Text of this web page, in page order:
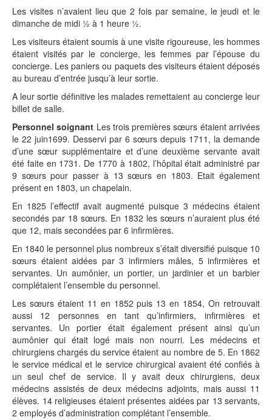
Les visites n’avaient lieu que 2 fois par semaine, le jeudi et le
dimanche de midi ½ à 1 heure ½.
Les visiteurs étaient soumis à une visite rigoureuse, les hommes
étaient visités par le concierge, les femmes par l’épouse du
concierge. Les paniers ou paquets des visiteurs étaient déposés
au bureau d’entrée jusqu’à leur sortie.
A leur sortie définitive les malades remettaient au concierge leur
billet de salle.
Personnel soignant Les trois premières sœurs étaient arrivées
le 22 juin1699. Desservi par 6 sœurs depuis 1711, la demande
d’une sœur supplémentaire et d’une deuxième servante avait
été faite en 1731. De 1770 à 1802, l’hôpital était administré par
9 sœurs pour passer à 13 sœurs en 1803. Etait également
présent en 1803, un chapelain.
En 1825 l’effectif avait augmenté puisque 3 médecins étaient
secondés par 18 sœurs. En 1832 les sœurs n’auraient plus été
que 12, mais secondées par 6 infirmières.
En 1840 le personnel plus nombreux s’était diversifié puisque 10
sœurs étaient aidées par 3 infirmiers mâles, 5 infirmières et
servantes. Un aumônier, un portier, un jardinier et un barbier
complétaient l’ensemble du personnel.
Les sœurs étaient 11 en 1852 puis 13 en 1854, On retrouvait
aussi 12 personnes en tant qu’infirmiers, infirmières et
servantes. Un portier était également présent ainsi qu’un
aumônier qui était logé mais non nourri. Les médecins et
chirurgiens chargés du service étaient au nombre de 5. En 1862
le service médical et le service chirurgical avaient été confiés à
un seul chef de service. Il y avait deux chirurgiens, deux
médecins assistés de deux médecins adjoints, mais aussi 11
élèves. 14 religieuses étaient présentes aidées par 13 servants,
2 employés d’administration complétant l’ensemble.